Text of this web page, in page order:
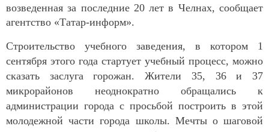
возведенная за последние 20 лет в Челнах, сообщает
агентство «Татар-информ».
Строительство учебного заведения, в котором 1
сентября этого года стартует учебный процесс, можно
сказать заслуга горожан. Жители 35, 36 и 37
микрорайонов неоднократно обращались к
администрации города с просьбой построить в этой
молодежной части города школы. Мечты о шаговой